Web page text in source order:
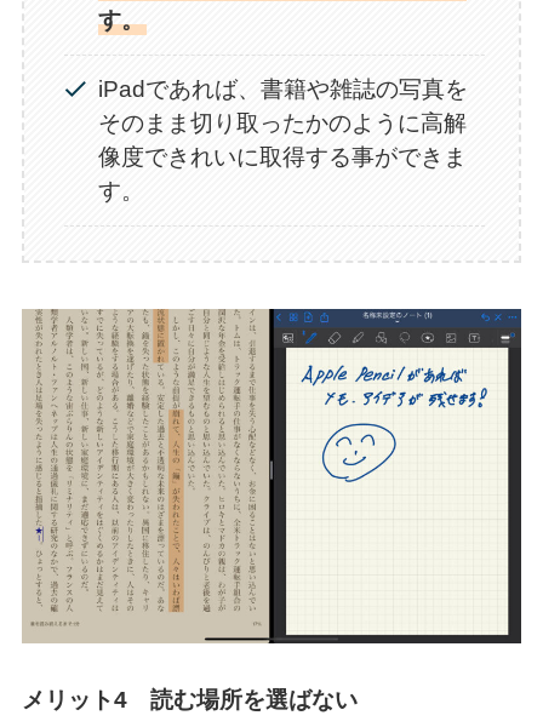
す。
iPadであれば、書籍や雑誌の写真を
そのまま切り取ったかのように高解
像度できれいに取得する事ができま
す。
メリット4 読む場所を選ばない